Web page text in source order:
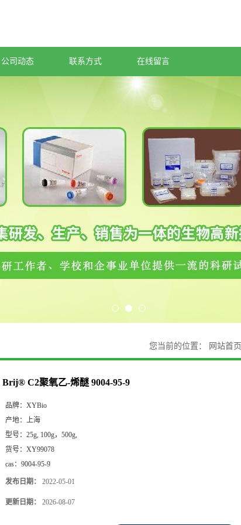
公司动态 联系方式 在线留言
您当前的位置： 网站首页
Brij® C2聚氧乙-烯醚 9004-95-9
品牌： XYBio
产地： 上海
型号： 25g, 100g，500g,
货号： XY99078
cas： 9004-95-9
发布日期： 2022-05-01
更新日期： 2026-08-07